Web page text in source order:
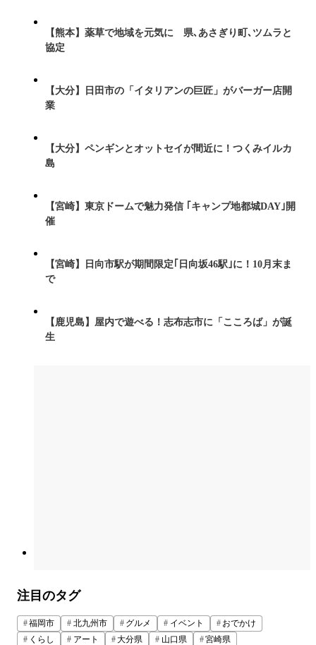
【熊本】薬草で地域を元気に 県､あさぎり町､ツムラと
協定
【大分】日田市の「イタリアンの巨匠」がバーガー店開
業
【大分】ペンギンとオットセイが間近に！つくみイルカ
島
【宮崎】東京ドームで魅力発信 ｢キャンプ地都城DAY｣開
催
【宮崎】日向市駅が期間限定｢日向坂46駅｣に！10月末ま
で
【鹿児島】屋内で遊べる！志布志市に「こころば」が誕
生
注目のタグ
福岡市 北九州市 グルメ イベント
おでかけ
くらし
アート 大分県 山口県 宮崎県